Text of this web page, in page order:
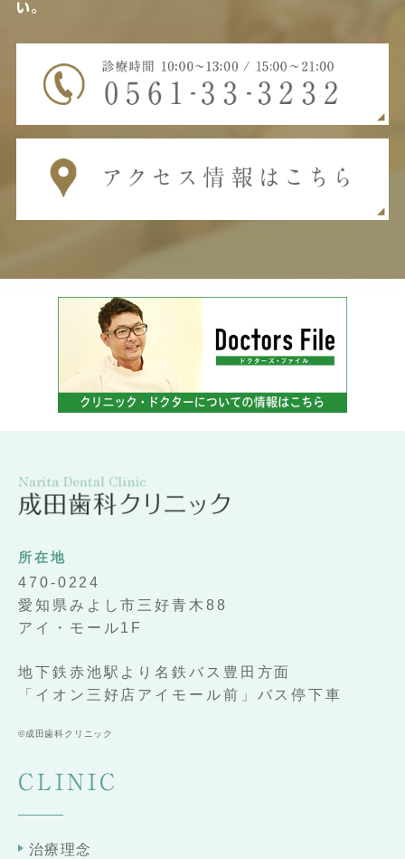
い。
所在地
470-0224
愛知県みよし市三好青木88
アイ・モール1F
地下鉄赤池駅より名鉄バス豊田方面
「イオン三好店アイモール前」バス停下車
©成田歯科クリニック
CLINIC
治療理念